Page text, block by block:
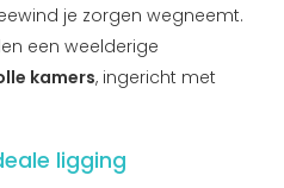
je zorgen wegneemt.
een weelderige
kamers, ingericht met
ligging